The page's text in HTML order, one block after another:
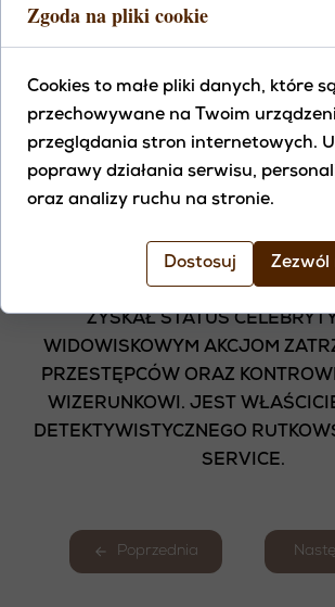
Poprzednia
INSPIRUJĄCA ROZMOWA,
UWARUNKOWAŃ I SIĘGNIĘCIA
WŁASNEGO POTENCJAŁU. CO
TEN PIĘKNY, BARWNY
KRZYSZTOF
NAJSŁYNNIEJSZY POLSKI
LICENCJI, PRZEDSIĘBIORCA I BYŁY
ZYSKAŁ STATUS
WIDOWISKOWYM AKCJOM
PRZESTĘPCÓW ORAZ
WIZERUNKOWI. JEST
DETEKTYWISTYCZNEGO
SERVICE.
Zgoda na pliki cookie
Cookies to małe pliki danych, które są
przechowywane na Twoim
przeglądania stron internetowych.
poprawy działania serwisu,
oraz analizy ruchu na stronie.
Dostosuj Zezwól